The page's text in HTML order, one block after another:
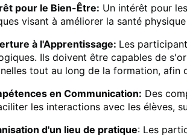
pour le Bien-Être: Un intérêt pour
visant à améliorer la santé
à l'Apprentissage: Les
Ils doivent être capables de
tout au long de la formation, afin
en Communication: Des
les interactions avec les élèves,
d'un lieu de pratique: Les